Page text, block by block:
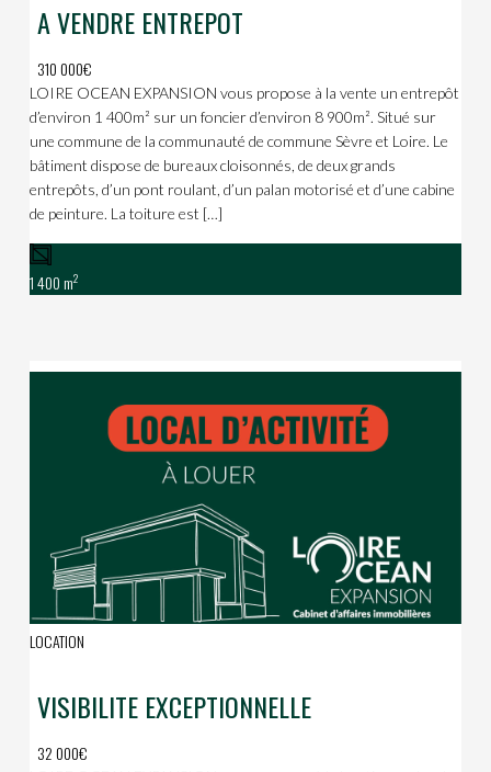
A VENDRE ENTREPOT
310 000€
LOIRE OCEAN EXPANSION vous propose à la vente un entrepôt
d’environ 1 400m² sur un foncier d’environ 8 900m². Situé sur
une commune de la communauté de commune Sèvre et Loire. Le
bâtiment dispose de bureaux cloisonnés, de deux grands
entrepôts, d’un pont roulant, d’un palan motorisé et d’une cabine
de peinture. La toiture est […]
1 400 m2
LOCATION
VISIBILITE EXCEPTIONNELLE
32 000€